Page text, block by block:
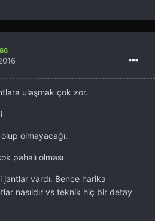
86
ulaşmak çok zor.
olmayacağı.
pahalı olması
vardı. Bence harika
nasıldır vs teknik hiç bir detay